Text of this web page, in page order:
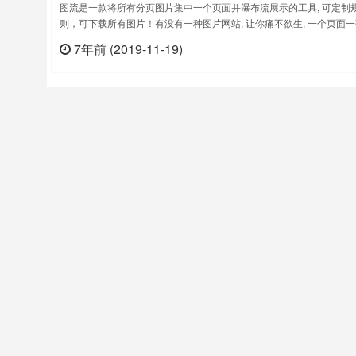
图流是一款将所有分页图片集中一个页面并瀑布流展示的工具, 可定制
则，可下载所有图片！有没有一种图片网站, 让你痛不欲生, 一个页面
持90%+的图片网站,真不支持,留言给我2. 支持所有单页图片网站3. 漫画
好者福音,美女写真套图支持4. VIP支持懒加载, 支……
7年前 (2019-11-19)